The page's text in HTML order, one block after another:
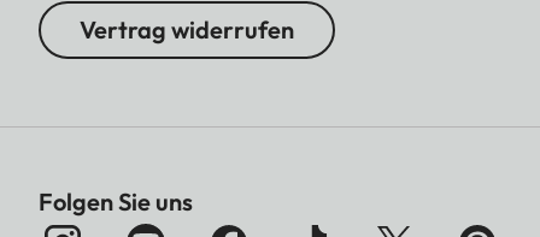
Vertrag widerrufen
Folgen Sie uns